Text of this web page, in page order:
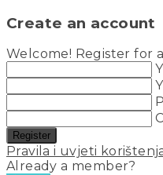
Create an account
Welcome! Register for
Register
Pravila i uvjeti
Already a member?